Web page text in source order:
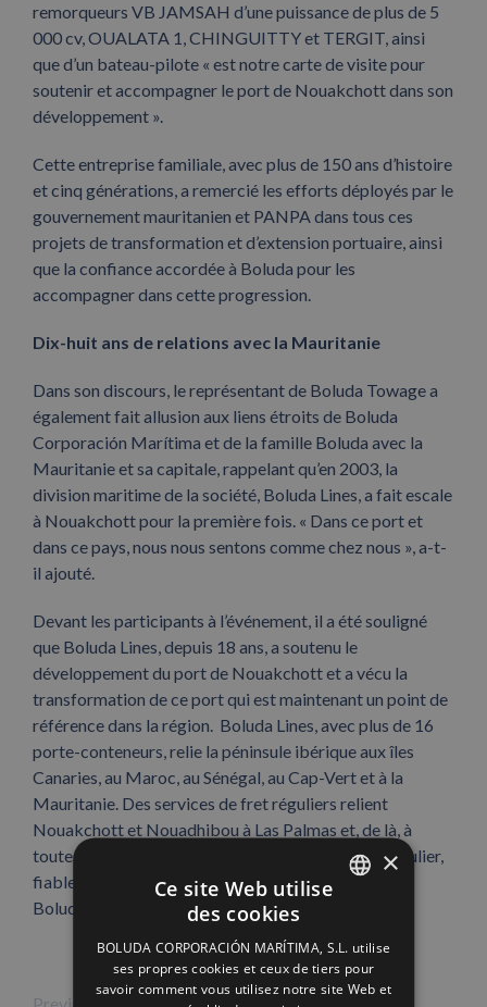
remorqueurs VB JAMSAH d’une puissance de plus de 5
000 cv, OUALATA 1, CHINGUITTY et TERGIT, ainsi
que d’un bateau-pilote « est notre carte de visite pour
soutenir et accompagner le port de Nouakchott dans son
développement ».
Cette entreprise familiale, avec plus de 150 ans d’histoire
et cinq générations, a remercié les efforts déployés par le
gouvernement mauritanien et PANPA dans tous ces
projets de transformation et d’extension portuaire, ainsi
que la confiance accordée à Boluda pour les
accompagner dans cette progression.
Dix-huit ans de relations avec la Mauritanie
Dans son discours, le représentant de Boluda Towage a
également fait allusion aux liens étroits de Boluda
Corporación Marítima et de la famille Boluda avec la
Mauritanie et sa capitale, rappelant qu’en 2003, la
division maritime de la société, Boluda Lines, a fait escale
à Nouakchott pour la première fois. « Dans ce port et
dans ce pays, nous nous sentons comme chez nous », a-t-
il ajouté.
Devant les participants à l’événement, il a été souligné
que Boluda Lines, depuis 18 ans, a soutenu le
développement du port de Nouakchott et a vécu la
transformation de ce port qui est maintenant un point de
référence dans la région. Boluda Lines, avec plus de 16
porte-conteneurs, relie la péninsule ibérique aux îles
Canaries, au Maroc, au Sénégal, au Cap-Vert et à la
Mauritanie. Des services de fret réguliers relient
Nouakchott et Nouadhibou à Las Palmas et, de là, à
toute l’Europe. « L’importance d’avoir un service régulier,
fiable et sûr est notre priorité », a conclu le PDG de
Boluda Towage.
ENGLISH
FRENCH
×
Ce site Web utilise
des cookies
BOLUDA CORPORACIÓN MARÍTIMA, S.L. utilise
ses propres cookies et ceux de tiers pour
savoir comment vous utilisez notre site Web et